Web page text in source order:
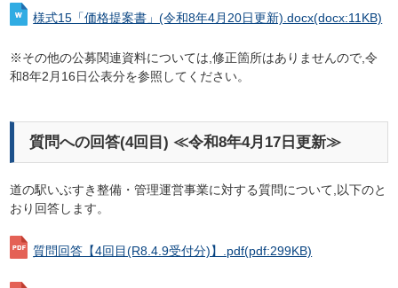
様式15「価格提案書」(令和8年4月20日更新).docx(docx:11KB)
※その他の公募関連資料については,修正箇所はありませんので,令
和8年2月16日公表分を参照してください。
質問への回答(4回目) ≪令和8年4月17日更新≫
道の駅いぶすき整備・管理運営事業に対する質問について,以下のと
おり回答します。
質問回答【4回目(R8.4.9受付分)】.pdf(pdf:299KB)